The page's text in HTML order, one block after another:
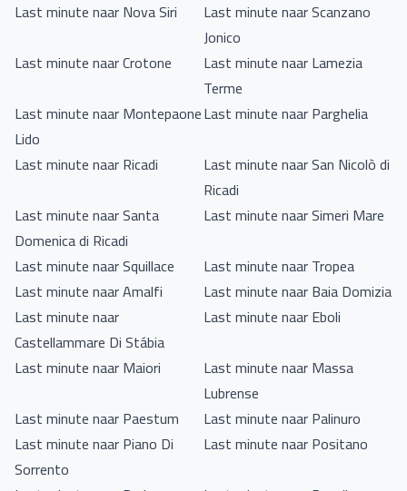
Last minute naar Nova Siri
Last minute naar Scanzano
Jonico
Last minute naar Crotone
Last minute naar Lamezia
Terme
Last minute naar Montepaone
Lido
Last minute naar Parghelia
Last minute naar Ricadi
Last minute naar San Nicolò di
Ricadi
Last minute naar Santa
Domenica di Ricadi
Last minute naar Simeri Mare
Last minute naar Squillace
Last minute naar Tropea
Last minute naar Amalfi
Last minute naar Baia Domizia
Last minute naar
Castellammare Di Stábia
Last minute naar Eboli
Last minute naar Maiori
Last minute naar Massa
Lubrense
Last minute naar Paestum
Last minute naar Palinuro
Last minute naar Piano Di
Sorrento
Last minute naar Positano